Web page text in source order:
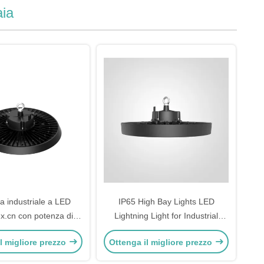
industriale a LED
con potenza di
150W 200W
migliore prezzo
IP65 High Bay Lights LED
Lightning Light for Industrial
Lighting Solutions
Ottenga il migliore prezzo